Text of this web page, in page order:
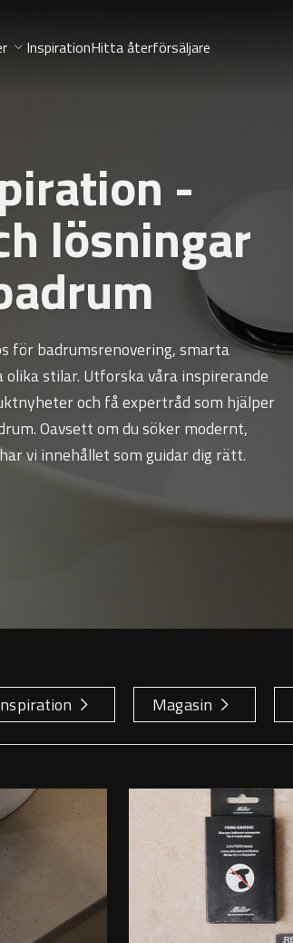
InspirationHitta återförsäljare
-
lösningar
för badrumsrenovering, smarta
stilar. Utforska våra inspirerande
och få expertråd som hjälper
Oavsett om du söker modernt,
vi innehållet som guidar dig rätt.
Magasin